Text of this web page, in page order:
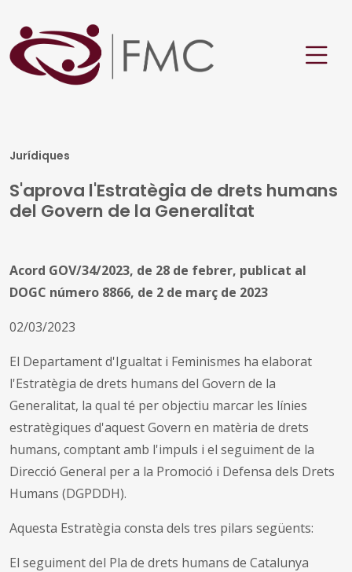
Jurídiques
S'aprova l'Estratègia de drets humans
del Govern de la Generalitat
Acord GOV/34/2023, de 28 de febrer, publicat al
DOGC número 8866, de 2 de març de 2023
02/03/2023
El Departament d'Igualtat i Feminismes ha elaborat
l'Estratègia de drets humans del Govern de la
Generalitat, la qual té per objectiu marcar les línies
estratègiques d'aquest Govern en matèria de drets
humans, comptant amb l'impuls i el seguiment de la
Direcció General per a la Promoció i Defensa dels Drets
Humans (DGPDDH).
Aquesta Estratègia consta dels tres pilars següents:
El seguiment del Pla de drets humans de Catalunya